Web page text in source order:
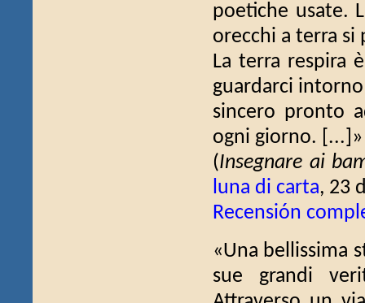
poetiche usate.
orecchi a terra
La terra respira
guardarci
sincero pronto
ogni giorno. [...]»
(Insegnare ai
luna di carta, 23
Recensión
«Una bellissima
sue grandi